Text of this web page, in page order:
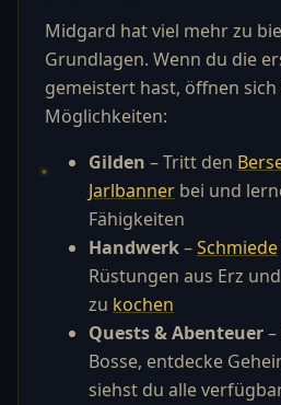
Midgard hat viel mehr zu
Grundlagen. Wenn du die
gemeistert hast, öffnen sich
Möglichkeiten:
Gilden – Tritt den
Jarlbanner bei und
Fähigkeiten
Handwerk–Schmiede
Rüstungen aus Erz
zu kochen
Quests & Abenteuer
Bosse, entdecke
siehst du alle